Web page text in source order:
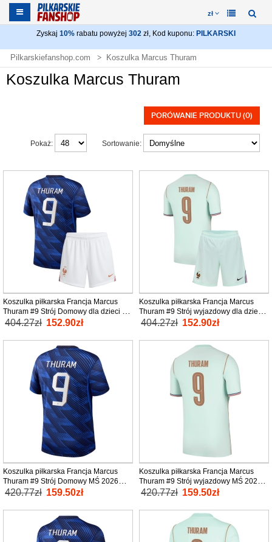
zł
Zyskaj 10% rabatu powyżej 302 zł, Kod kuponu: PILKARSKI
Pilkarskiefanshop.com Koszulka Marcus Thuram
Koszulka Marcus Thuram
PORÓWANIE PRODUKTU (0)
Sortowanie:
Pokaż:
Koszulka piłkarska Francja Marcus
Thuram #9 Strój Domowy dla dzieci MŚ
2026 tanio Krótki Rękaw (+ Krótkie
404.27zł 152.90zł
Koszulka piłkarska Francja Marcus
Thuram #9 Strój wyjazdowy dla dzieci
MŚ 2026 tanio Krótki Rękaw (+ Krótkie
404.27zł 152.90zł
Koszulka piłkarska Francja Marcus
Thuram #9 Strój Domowy MŚ 2026
tanio Krótki Rękaw
420.77zł 159.50zł
Koszulka piłkarska Francja Marcus
Thuram #9 Strój wyjazdowy MŚ 2026
tanio Krótki Rękaw
420.77zł 159.50zł